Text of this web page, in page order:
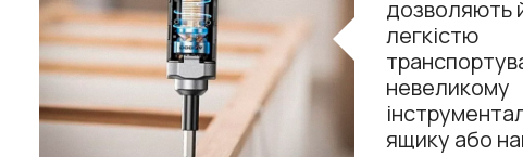
дозволяють
легкістю
невеликому
ящику або